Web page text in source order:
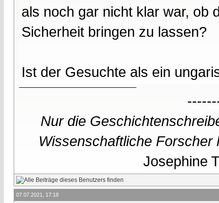
als noch gar nicht klar war, ob
Sicherheit bringen zu lassen?
Ist der Gesuchte als ein
Nur die
Wissenschaftliche
Josephine
07.07.2021, 17:18